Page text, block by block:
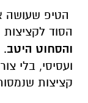
הטיפ שעושה
הסוד לקציצות
והסחוט היטב.
ועסיסי, בלי
קציצות